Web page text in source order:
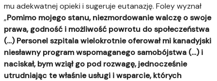
mu adekwatnej opieki i sugeruje eutanazję. Foley wyznał
„Pomimo mojego stanu, niezmordowanie walczę o swoje
prawa, godność i możliwość powrotu do społeczeństwa
(…) Personel szpitala wielokrotnie oferował mi kanadyjski
niesławny program wspomaganego samobójstwa (…) i
naciskał, bym wziął go pod rozwagę, jednocześnie
utrudniając te właśnie usługi i wsparcie, których